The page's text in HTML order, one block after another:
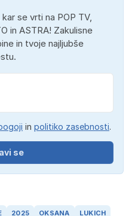
se vrti na POP TV,
in ASTRA! Zakulisne
in tvoje najljubše
in politiko zasebnosti.
se
2025 OKSANA LUKICH